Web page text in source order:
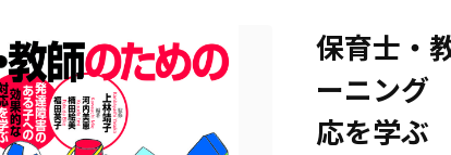
保育士・
ーニング
応を学ぶ